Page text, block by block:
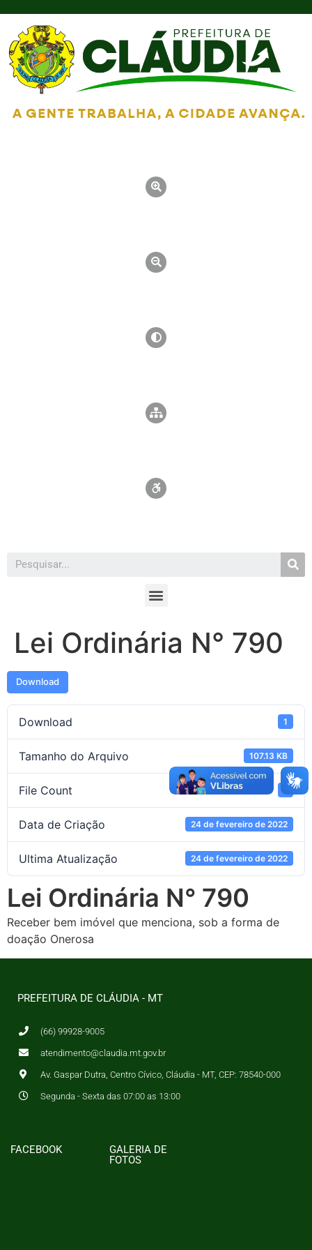
Lei Ordinária N° 790
Download
Download 1
Tamanho do Arquivo 107.13 KB
File Count
Data de Criação 24 de fevereiro de 2022
Ultima Atualização 24 de fevereiro de 2022
Lei Ordinária N° 790
Receber bem imóvel que menciona, sob a forma de
doação Onerosa
PREFEITURA DE CLÁUDIA - MT
(66) 99928-9005
atendimento@claudia.mt.gov.br
Av. Gaspar Dutra, Centro Cívico, Cláudia - MT, CEP: 78540-000
Segunda - Sexta das 07:00 as 13:00
FACEBOOK
GALERIA DE
FOTOS